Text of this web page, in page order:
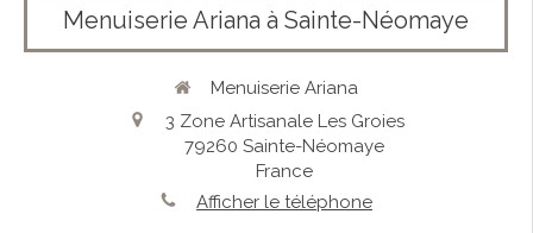
Menuiserie Ariana à Sainte-Néomaye
Menuiserie Ariana
3 Zone Artisanale Les Groies
79260 Sainte-Néomaye
France
Afficher le téléphone